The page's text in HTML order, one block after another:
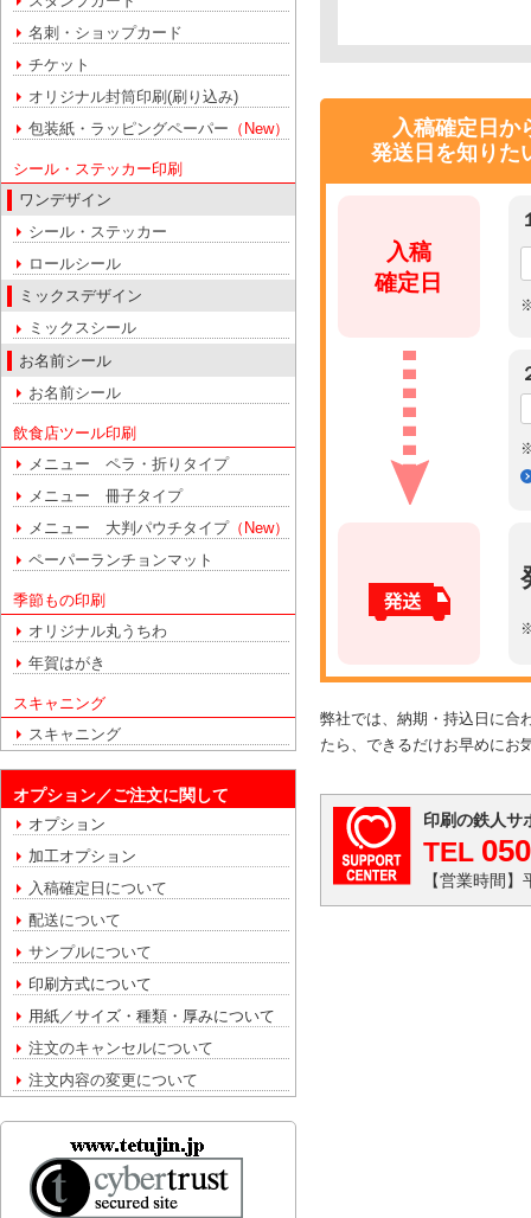
名刺・ショップカード
チケット
オリジナル封筒印刷(刷り込み)
包装紙・ラッピングペーパー （New）
シール・ステッカー印刷
ワンデザイン
シール・ステッカー
ロールシール
ミックスデザイン
ミックスシール
お名前シール
お名前シール
飲食店ツール印刷
メニュー ペラ・折りタイプ
メニュー 冊子タイプ
メニュー 大判パウチタイプ（New）
ペーパーランチョンマット
季節もの印刷
オリジナル丸うちわ
年賀はがき
スキャニング
スキャニング
オプション／ご注文に関して
オプション
加工オプション
入稿確定日について
配送について
サンプルについて
印刷方式について
用紙／サイズ・種類・厚みについて
注文のキャンセルについて
注文内容の変更について
入稿確定日か
発送日を知りた
入稿
確定日
弊社では、納期・持込日に合
たら、できるだけお早めにお
印刷の鉄人サ
TEL
【営業時間